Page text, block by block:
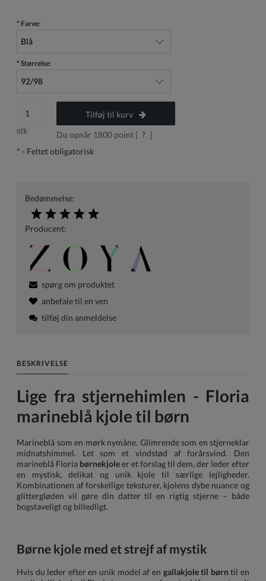
* Farve:
* Størrelse:
stk
Tilføj til kurv
Du opnår 1800point [ ? ]
* - Feltet obligatorisk
Bedømmelse:
Producent:
spørg om produktet
anbefale til en ven
tilføj din anmeldelse
BESKRIVELSE
Lige fra stjernehimlen - Floria
marineblå kjole til børn
Marineblå som en mørk nymåne. Glimrende som en stjerneklar
midnatshimmel. Let som et vindstød af forårsvind. Den
marineblå Floria børnekjoleer et forslag til dem, der leder efter
en mystisk, delikat og unik kjole til særlige lejligheder.
Kombinationen af forskellige teksturer, kjolens dybe nuance og
glittergløden vil gøre din datter til en rigtig stjerne – både
bogstaveligt og billedligt.
Børne kjole med et strejf af mystik
Hvis du leder efter en unik model af en gallakjole til børn til en